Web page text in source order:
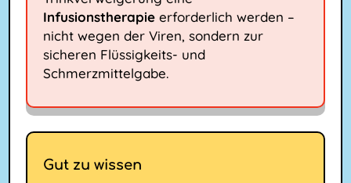
Infusionstherapie erforderlich werden –
nicht wegen der Viren, sondern zur
sicheren Flüssigkeits- und
Schmerzmittelgabe.
Gut zu wissen